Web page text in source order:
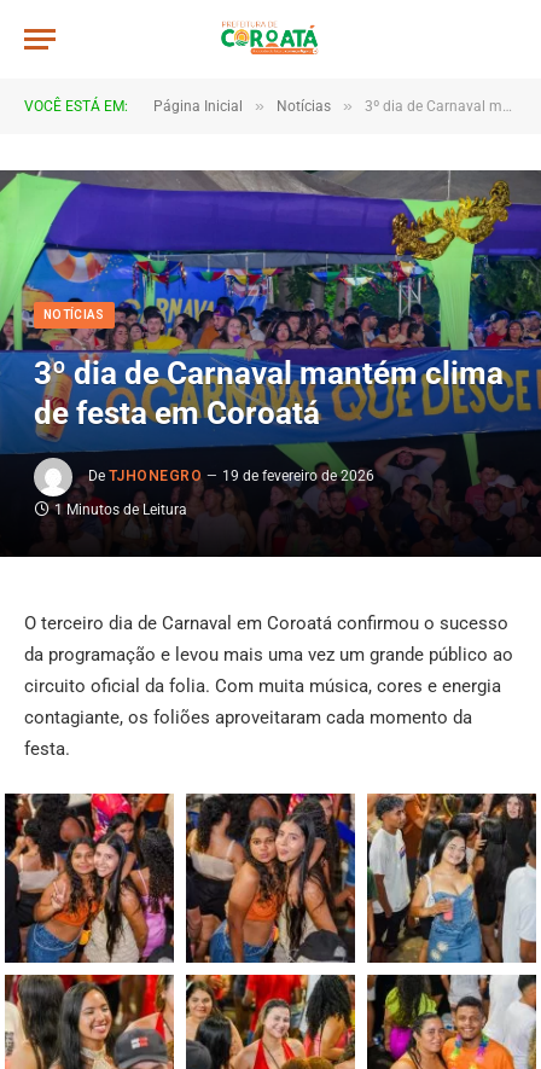
VOCÊ ESTÁ EM: Página Inicial » Notícias » 3º dia de Carnaval mantém clima de festa em Coroatá
NOTÍCIAS
3º dia de Carnaval mantém clima
de festa em Coroatá
De TJHONEGRO
19 de fevereiro de 2026
1 Minutos de Leitura
O terceiro dia de Carnaval em Coroatá confirmou o sucesso
da programação e levou mais uma vez um grande público ao
circuito oficial da folia. Com muita música, cores e energia
contagiante, os foliões aproveitaram cada momento da
festa.